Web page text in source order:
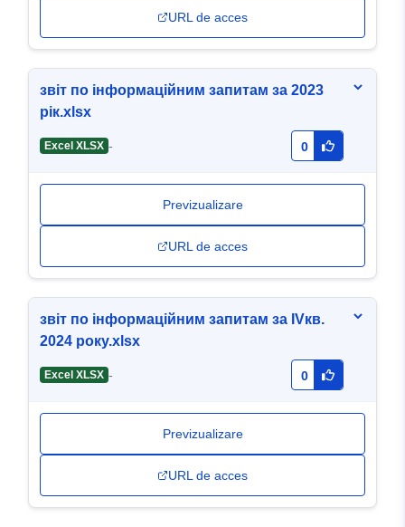
URL de acces
звіт по інформаційним запитам за 2023
рік.xlsx
Excel XLSX - 0
Previzualizare
URL de acces
звіт по інформаційним запитам за IVкв.
2024 року.xlsx
Excel XLSX - 0
Previzualizare
URL de acces